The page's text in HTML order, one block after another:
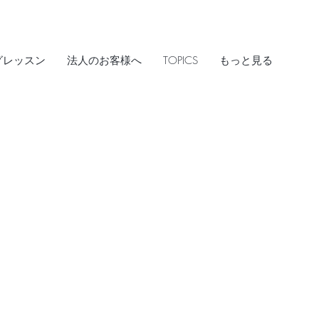
ッスン 法人のお客様へ TOPICS もっと見る